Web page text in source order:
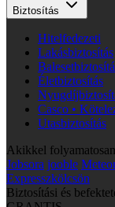
Biztosítás
Hitelfedezeti
Lakásbiztosítás
Életbiztosítás
Casco •
Utasbiztosítás
Akikkel
Jobsora jooble
Expresszkölcsön
Biztosítási és